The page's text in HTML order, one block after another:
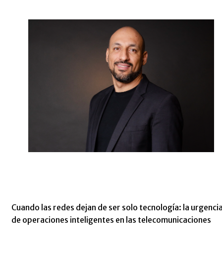
Cuando las redes dejan de ser solo tecnología: la
de operaciones inteligentes en las telecomunicaciones